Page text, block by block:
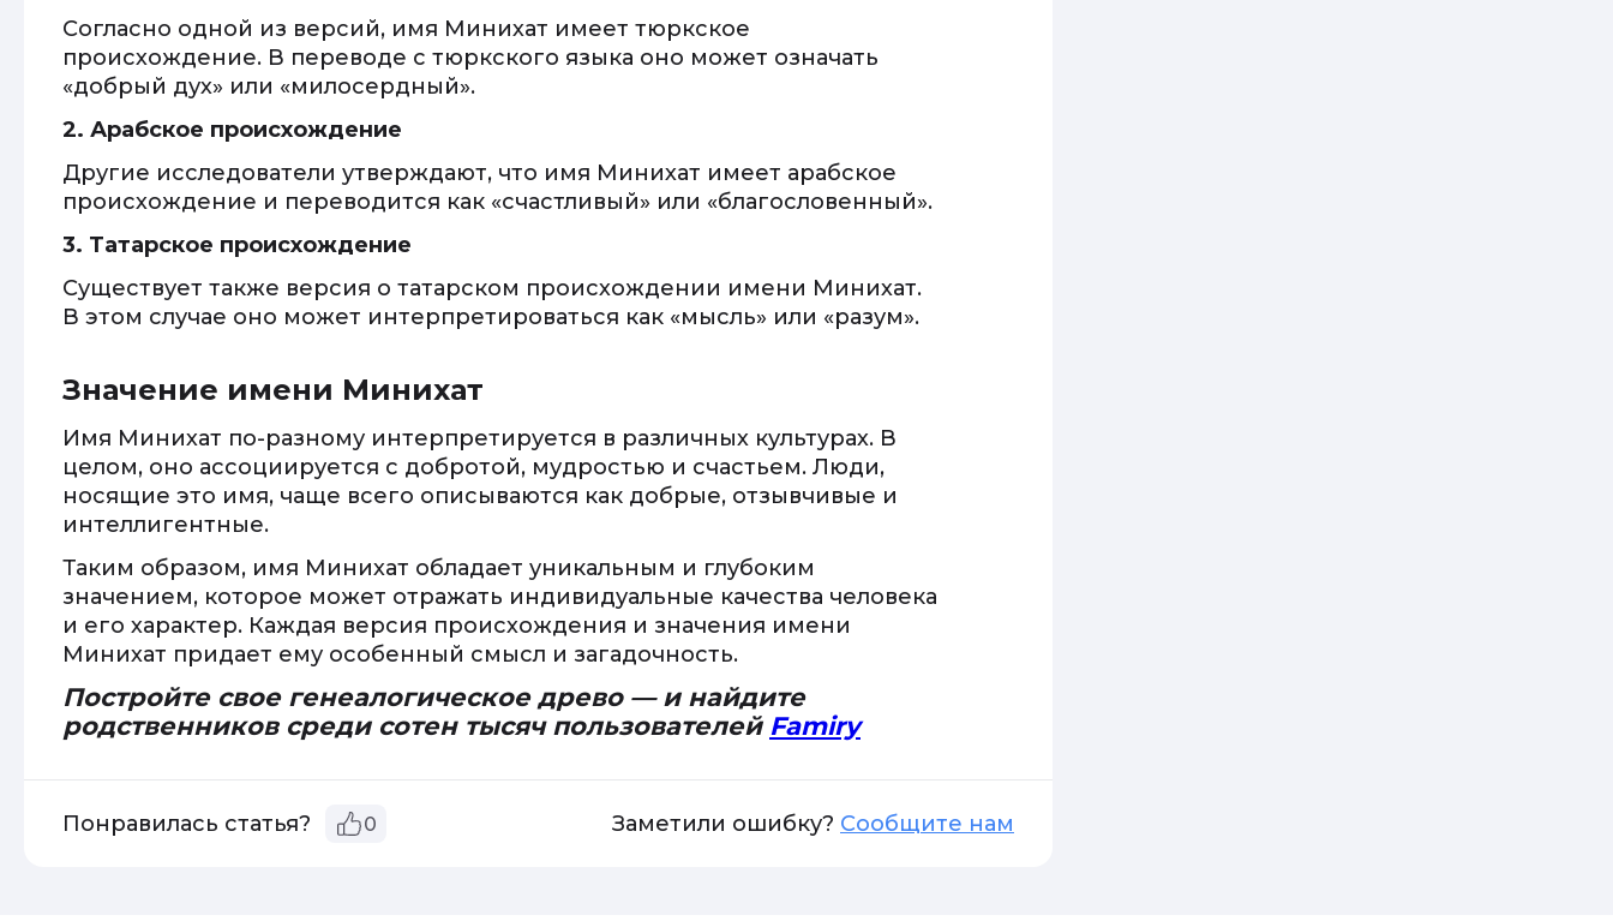
Согласно одной из версий, имя Минихат имеет тюркское
происхождение. В переводе с тюркского языка оно может означать
«добрый дух» или «милосердный».
2. Арабское происхождение
Другие исследователи утверждают, что имя Минихат имеет арабское
происхождение и переводится как «счастливый» или «благословенный».
3. Татарское происхождение
Существует также версия о татарском происхождении имени Минихат.
В этом случае оно может интерпретироваться как «мысль» или «разум».
Значение имени Минихат
Имя Минихат по-разному интерпретируется в различных культурах. В
целом, оно ассоциируется с добротой, мудростью и счастьем. Люди,
носящие это имя, чаще всего описываются как добрые, отзывчивые и
интеллигентные.
Таким образом, имя Минихат обладает уникальным и глубоким
значением, которое может отражать индивидуальные качества человека
и его характер. Каждая версия происхождения и значения имени
Минихат придает ему особенный смысл и загадочность.
Постройте свое генеалогическое древо — и найдите
родственников среди сотен тысяч пользователей Famiry
Понравилась статья? 0 Заметили ошибку? Сообщите нам